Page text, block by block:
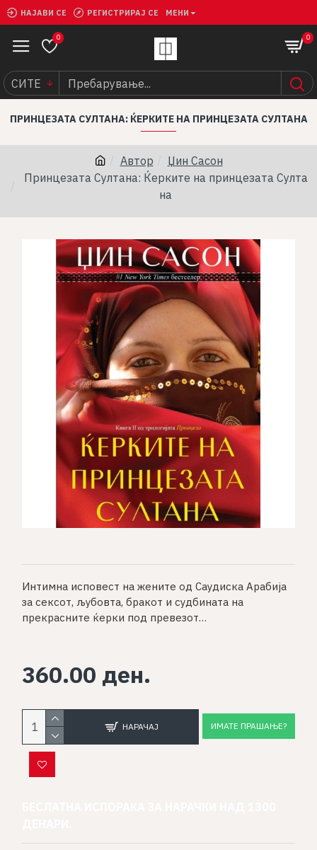
НАЈАВИ СЕ РЕГИСТРИРАЈ СЕ МЕНИ
0 0
СИТЕ
Автор
Џин Сасон
Принцезата Султана: Ќерките на принцезата Султа
на
ПРИНЦЕЗАТА СУЛТАНА: ЌЕРКИТЕ НА ПРИНЦЕЗАТА СУЛТАНА
Интимна исповест на жените од Саудиска Арабија
за сексот, љубовта, бракот и судбината на
прекрасните ќерки под превезот…
360.00 ден.
НАРАЧАЈ ИМАТЕ ПРАШАЊЕ?